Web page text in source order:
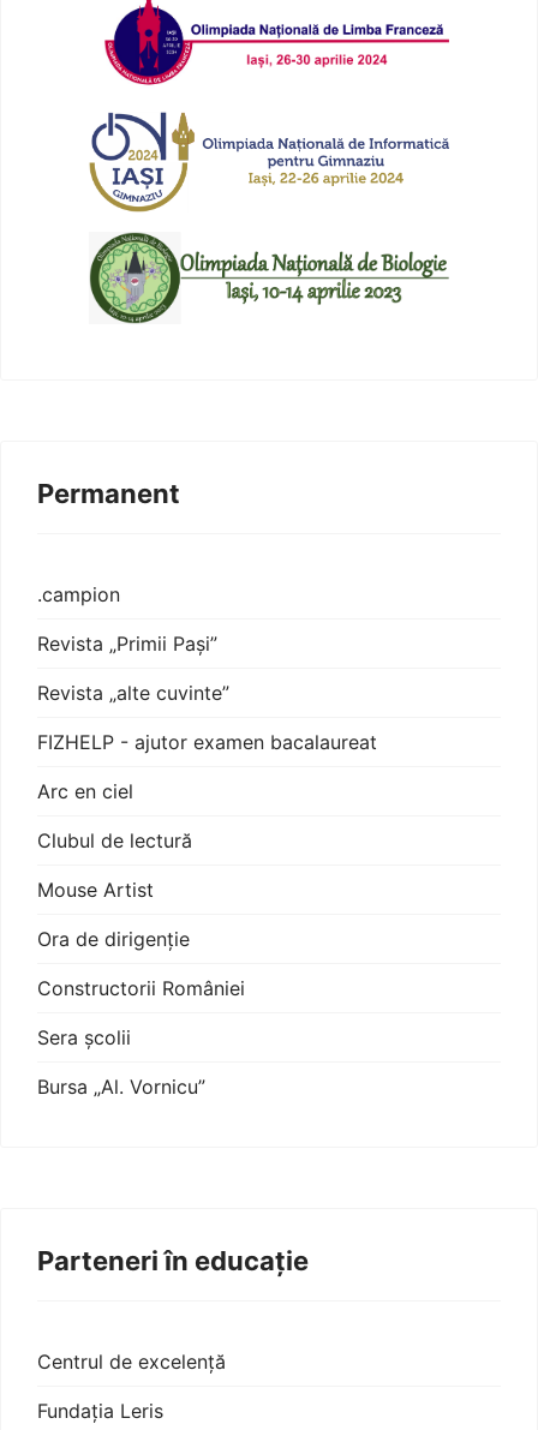
Permanent
.campion
Revista „Primii Pași”
Revista „alte cuvinte”
FIZHELP - ajutor examen bacalaureat
Arc en ciel
Clubul de lectură
Mouse Artist
Ora de dirigenție
Constructorii României
Sera școlii
Bursa „Al. Vornicu”
Parteneri în educație
Centrul de excelență
Fundația Leris